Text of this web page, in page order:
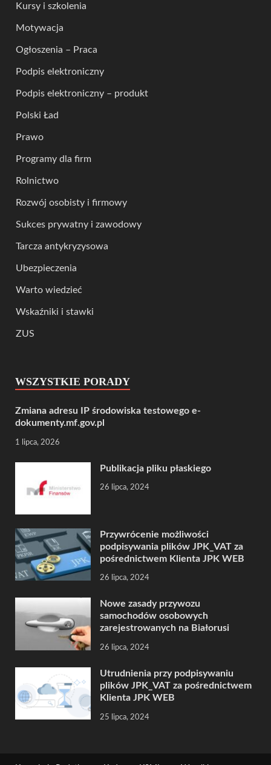
Kursy i szkolenia
Motywacja
Ogłoszenia – Praca
Podpis elektroniczny
Podpis elektroniczny – produkt
Polski Ład
Prawo
Programy dla firm
Rolnictwo
Rozwój osobisty i firmowy
Sukces prywatny i zawodowy
Tarcza antykryzysowa
Ubezpieczenia
Warto wiedzieć
Wskaźniki i stawki
ZUS
WSZYSTKIE PORADY
Zmiana adresu IP środowiska testowego e-
dokumenty.mf.gov.pl
1 lipca, 2026
Publikacja pliku płaskiego
26 lipca, 2024
Przywrócenie możliwości
podpisywania plików JPK_VAT za
pośrednictwem Klienta JPK WEB
26 lipca, 2024
Nowe zasady przywozu
samochodów osobowych
zarejestrowanych na Białorusi
26 lipca, 2024
Utrudnienia przy podpisywaniu
plików JPK_VAT za pośrednictwem
Klienta JPK WEB
25 lipca, 2024